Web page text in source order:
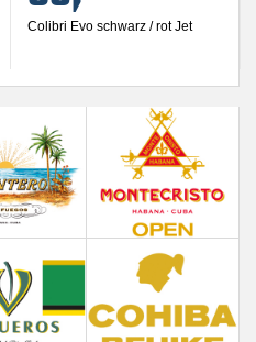
Colibri Evo schwarz / rot Jet